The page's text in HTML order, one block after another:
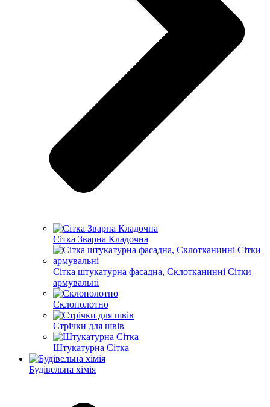
Сітка Зварна Кладочна
Сітка штукатурна фасадна, Склотканинні Сітки
армувальні
Склополотно
Стрічки для швів
Штукатурна Сітка
Будівельна хімія